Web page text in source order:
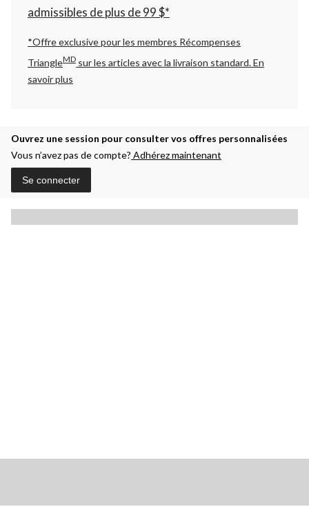
admissibles de plus de 99 $*
*Offre exclusive pour les membres Récompenses
TriangleMD sur les articles avec la livraison standard.En
savoir plus
Ouvrez une session pour consulter vos offres personnalisées
Vous n’avez pas de compte? Adhérez maintenant
Se connecter